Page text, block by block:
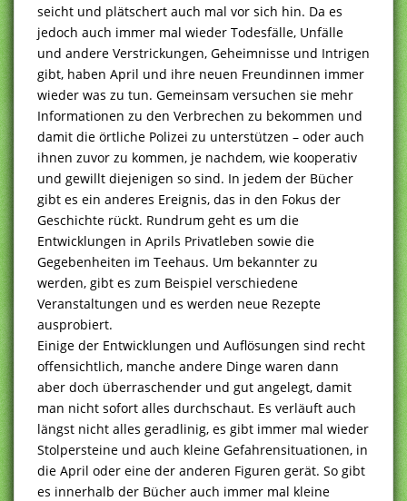
seicht und plätschert auch mal vor sich hin. Da es
jedoch auch immer mal wieder Todesfälle, Unfälle
und andere Verstrickungen, Geheimnisse und Intrigen
gibt, haben April und ihre neuen Freundinnen immer
wieder was zu tun. Gemeinsam versuchen sie mehr
Informationen zu den Verbrechen zu bekommen und
damit die örtliche Polizei zu unterstützen – oder auch
ihnen zuvor zu kommen, je nachdem, wie kooperativ
und gewillt diejenigen so sind. In jedem der Bücher
gibt es ein anderes Ereignis, das in den Fokus der
Geschichte rückt. Rundrum geht es um die
Entwicklungen in Aprils Privatleben sowie die
Gegebenheiten im Teehaus. Um bekannter zu
werden, gibt es zum Beispiel verschiedene
Veranstaltungen und es werden neue Rezepte
ausprobiert.
Einige der Entwicklungen und Auflösungen sind recht
offensichtlich, manche andere Dinge waren dann
aber doch überraschender und gut angelegt, damit
man nicht sofort alles durchschaut. Es verläuft auch
längst nicht alles geradlinig, es gibt immer mal wieder
Stolpersteine und auch kleine Gefahrensituationen, in
die April oder eine der anderen Figuren gerät. So gibt
es innerhalb der Bücher auch immer mal kleine